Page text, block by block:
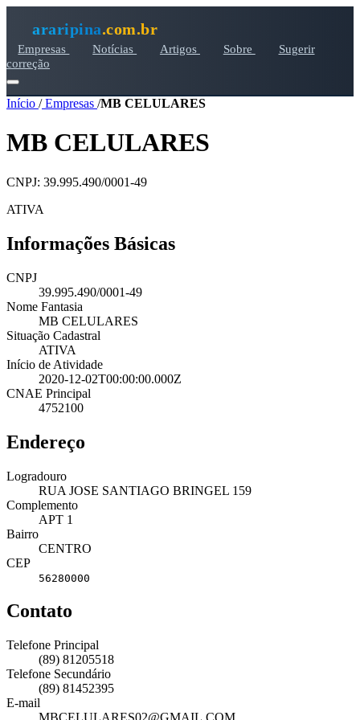
araripina.com.br
Empresas Notícias Artigos Sobre
Sugerir
correção
Início /Empresas /MB CELULARES
MB CELULARES
CNPJ: 39.995.490/0001-49
ATIVA
Informações Básicas
CNPJ
39.995.490/0001-49
Nome Fantasia
MB CELULARES
Situação Cadastral
ATIVA
Início de Atividade
2020-12-02T00:00:00.000Z
CNAE Principal
4752100
Endereço
Logradouro
RUA JOSE SANTIAGO BRINGEL 159
Complemento
APT 1
Bairro
CENTRO
CEP
56280000
Contato
Telefone Principal
(89) 81205518
Telefone Secundário
(89) 81452395
E-mail